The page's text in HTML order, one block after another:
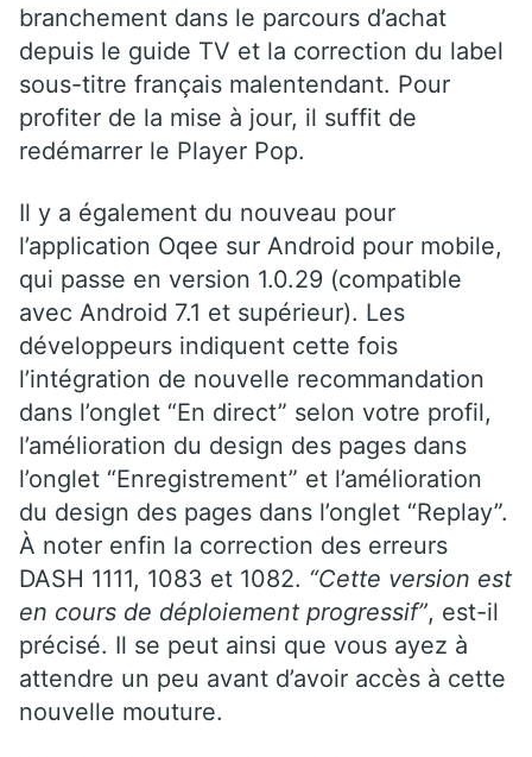
branchement dans le parcours d’achat
depuis le guide TV et la correction du label
sous-titre français malentendant. Pour
profiter de la mise à jour, il suffit de
redémarrer le Player Pop.
Il y a également du nouveau pour
l’application Oqee sur Android pour mobile,
qui passe en version 1.0.29 (compatible
avec Android 7.1 et supérieur). Les
développeurs indiquent cette fois
l’intégration de nouvelle recommandation
dans l’onglet “En direct” selon votre profil,
l’amélioration du design des pages dans
l’onglet “Enregistrement” et l’amélioration
du design des pages dans l’onglet “Replay”.
À noter enfin la correction des erreurs
DASH 1111, 1083 et 1082. “Cette version est
en cours de déploiement progressif”, est-il
précisé. Il se peut ainsi que vous ayez à
attendre un peu avant d’avoir accès à cette
nouvelle mouture.